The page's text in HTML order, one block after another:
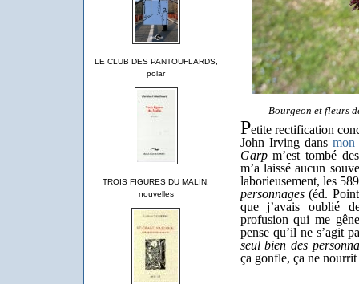
LE CLUB DES PANTOUFLARDS,
polar
TROIS FIGURES DU MALIN,
nouvelles
Bourgeon et fleurs
Petite rectification
John Irving dans
Garpm’est tombé
m’a laissé aucun
laborieusement, les
personnages(éd.
que j’avais oublié
profusion qui me
pense qu’il ne s’agit
seul bien des
ça gonfle, ça ne